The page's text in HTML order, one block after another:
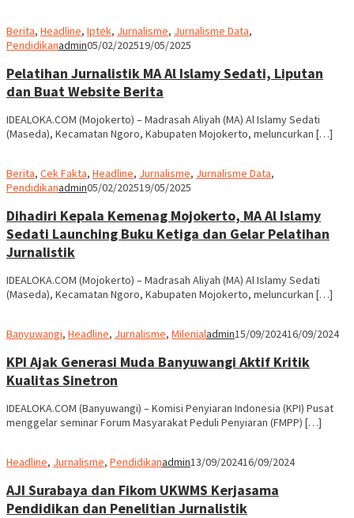
Berita, Headline, Iptek, Jurnalisme, Jurnalisme Data,
Pendidikanadmin05/02/202519/05/2025
Pelatihan Jurnalistik MA Al Islamy Sedati, Liputan
dan Buat Website Berita
IDEALOKA.COM (Mojokerto) – Madrasah Aliyah (MA) Al Islamy Sedati
(Maseda), Kecamatan Ngoro, Kabupaten Mojokerto, meluncurkan […]
Berita, Cek Fakta, Headline, Jurnalisme, Jurnalisme Data,
Pendidikanadmin05/02/202519/05/2025
Dihadiri Kepala Kemenag Mojokerto, MA Al Islamy
Sedati Launching Buku Ketiga dan Gelar Pelatihan
Jurnalistik
IDEALOKA.COM (Mojokerto) – Madrasah Aliyah (MA) Al Islamy Sedati
(Maseda), Kecamatan Ngoro, Kabupaten Mojokerto, meluncurkan […]
Banyuwangi, Headline, Jurnalisme, Milenialadmin15/09/202416/09/2024
KPI Ajak Generasi Muda Banyuwangi Aktif Kritik
Kualitas Sinetron
IDEALOKA.COM (Banyuwangi) – Komisi Penyiaran Indonesia (KPI) Pusat
menggelar seminar Forum Masyarakat Peduli Penyiaran (FMPP) […]
Headline, Jurnalisme, Pendidikanadmin13/09/202416/09/2024
AJI Surabaya dan Fikom UKWMS Kerjasama
Pendidikan dan Penelitian Jurnalistik